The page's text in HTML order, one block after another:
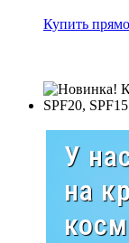
Купить
У
на